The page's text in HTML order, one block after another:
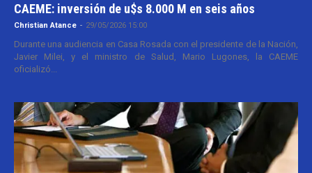
CAEME: inversión de u$s 8.000 M en seis años
Christian Atance - 29/05/2026 15:00
Durante una audiencia en Casa Rosada con el presidente de la Nación,
Javier Milei, y el ministro de Salud, Mario Lugones, la CAEME
oficializó...